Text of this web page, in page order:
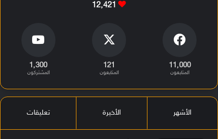
12٬421
11٬000
المتابعون
121
المتابعون
1٬300
المشتركون
الأشهر الأخيرة تعليقات